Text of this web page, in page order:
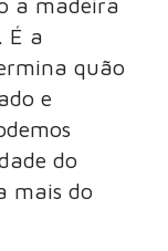
a madeira
É a
quão
e
do
mais do